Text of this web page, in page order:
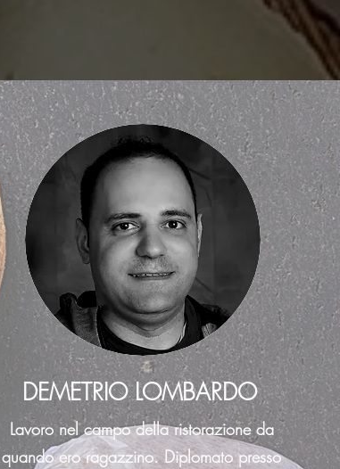
DEMETRIO LOMBARDO
Lavoro nel campo della ristorazione da
quando ero ragazzino. Diplomato presso